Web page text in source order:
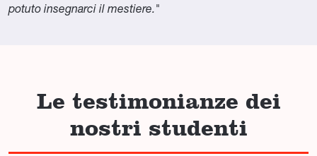
potuto insegnarci il mestiere."
Le testimonianze dei
nostri studenti